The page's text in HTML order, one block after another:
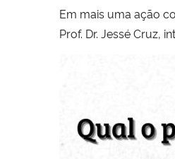
Em mais uma ação
Prof. Dr. Jessé Cruz,